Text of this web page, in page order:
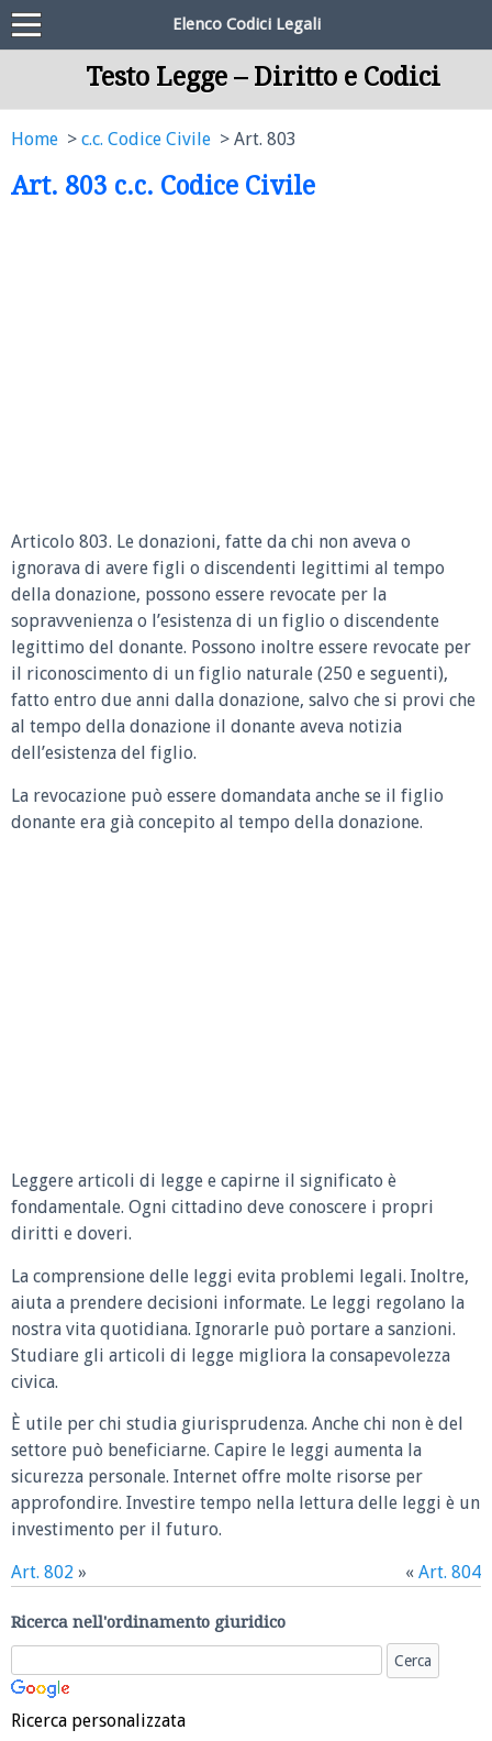
Elenco Codici Legali
Testo Legge – Diritto e Codici
Home c.c. Codice Civile Art. 803
Art. 803 c.c. Codice Civile
Articolo 803. Le donazioni, fatte da chi non aveva o
ignorava di avere figli o discendenti legittimi al tempo
della donazione, possono essere revocate per la
sopravvenienza o l’esistenza di un figlio o discendente
legittimo del donante. Possono inoltre essere revocate per
il riconoscimento di un figlio naturale (250 e seguenti),
fatto entro due anni dalla donazione, salvo che si provi che
al tempo della donazione il donante aveva notizia
dell’esistenza del figlio.
La revocazione può essere domandata anche se il figlio
donante era già concepito al tempo della donazione.
Leggere articoli di legge e capirne il significato è
fondamentale. Ogni cittadino deve conoscere i propri
diritti e doveri.
La comprensione delle leggi evita problemi legali. Inoltre,
aiuta a prendere decisioni informate. Le leggi regolano la
nostra vita quotidiana. Ignorarle può portare a sanzioni.
Studiare gli articoli di legge migliora la consapevolezza
civica.
È utile per chi studia giurisprudenza. Anche chi non è del
settore può beneficiarne. Capire le leggi aumenta la
sicurezza personale. Internet offre molte risorse per
approfondire. Investire tempo nella lettura delle leggi è un
investimento per il futuro.
Art. 802 » « Art. 804
Ricerca nell'ordinamento giuridico
Ricerca personalizzata